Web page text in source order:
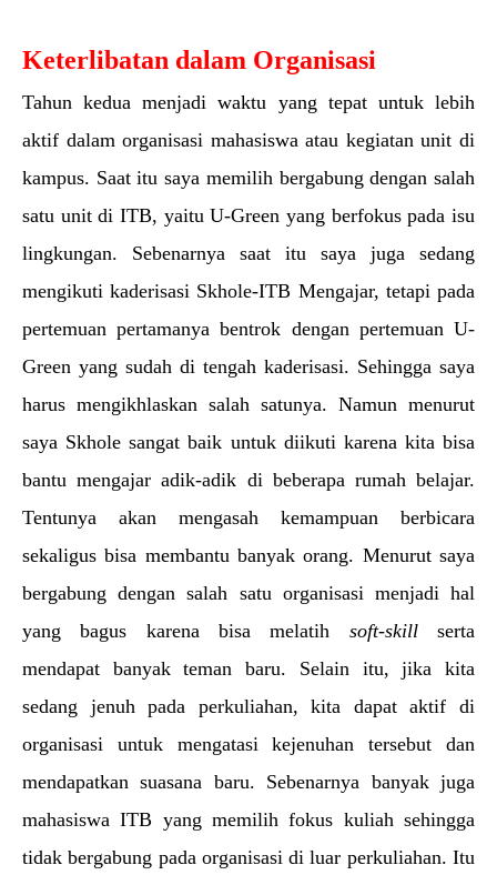
Keterlibatan dalam Organisasi
Tahun kedua menjadi waktu yang tepat untuk lebih
aktif dalam organisasi mahasiswa atau kegiatan unit di
kampus. Saat itu saya memilih bergabung dengan salah
satu unit di ITB, yaitu U-Green yang berfokus pada isu
lingkungan. Sebenarnya saat itu saya juga sedang
mengikuti kaderisasi Skhole-ITB Mengajar, tetapi pada
pertemuan pertamanya bentrok dengan pertemuan U-
Green yang sudah di tengah kaderisasi. Sehingga saya
harus mengikhlaskan salah satunya. Namun menurut
saya Skhole sangat baik untuk diikuti karena kita bisa
bantu mengajar adik-adik di beberapa rumah belajar.
Tentunya akan mengasah kemampuan berbicara
sekaligus bisa membantu banyak orang. Menurut saya
bergabung dengan salah satu organisasi menjadi hal
yang bagus karena bisa melatih soft-skill serta
mendapat banyak teman baru. Selain itu, jika kita
sedang jenuh pada perkuliahan, kita dapat aktif di
organisasi untuk mengatasi kejenuhan tersebut dan
mendapatkan suasana baru. Sebenarnya banyak juga
mahasiswa ITB yang memilih fokus kuliah sehingga
tidak bergabung pada organisasi di luar perkuliahan. Itu